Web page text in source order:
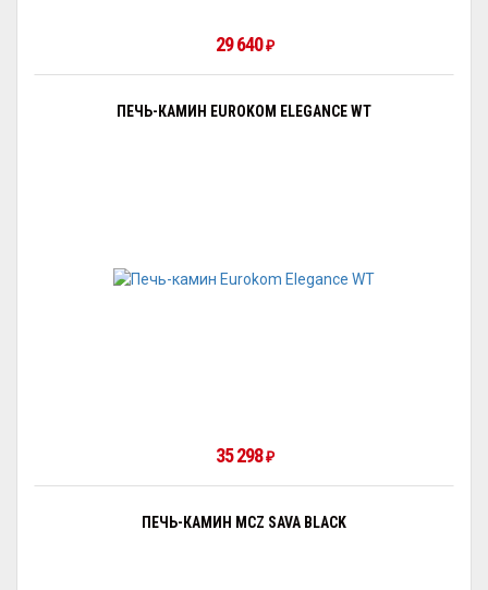
29 640₽
ПЕЧЬ-КАМИН EUROKOM ELEGANCE WT
35 298₽
ПЕЧЬ-КАМИН MCZ SAVA BLACK